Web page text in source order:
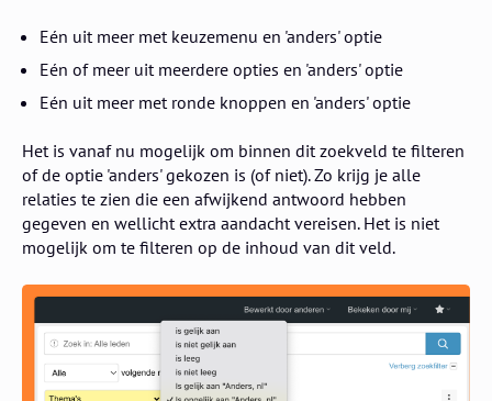
Eén uit meer met keuzemenu en 'anders' optie
Eén of meer uit meerdere opties en 'anders' optie
Eén uit meer met ronde knoppen en 'anders' optie
Het is vanaf nu mogelijk om binnen dit zoekveld te filteren
of de optie 'anders' gekozen is (of niet). Zo krijg je alle
relaties te zien die een afwijkend antwoord hebben
gegeven en wellicht extra aandacht vereisen. Het is niet
mogelijk om te filteren op de inhoud van dit veld.